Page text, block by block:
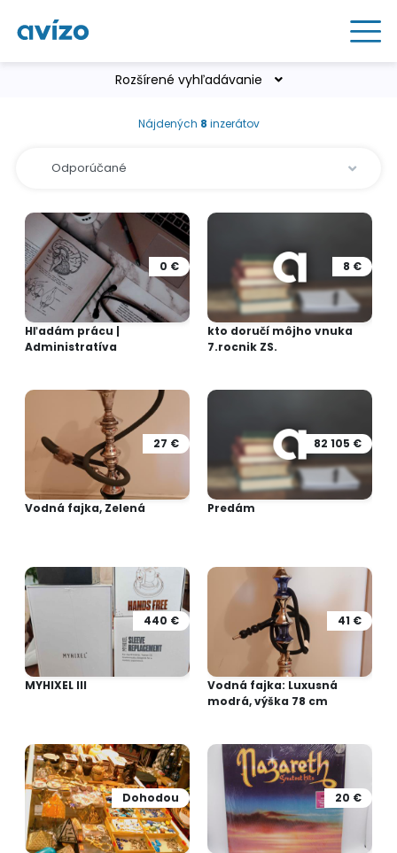
Rozšírené vyhľadávanie
Nájdených 8 inzerátov
0 €
Hľadám prácu |
Administratíva
8 €
kto doručí môjho vnuka
7.rocnik ZS.
27 €
Vodná fajka, Zelená
82 105 €
Predám
440 €
MYHIXEL III
41 €
Vodná fajka: Luxusná
modrá, výška 78 cm
Dohodou 20 €